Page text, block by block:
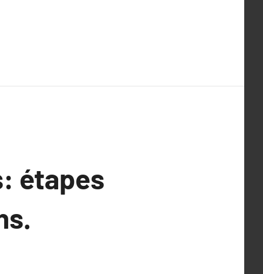
étapes